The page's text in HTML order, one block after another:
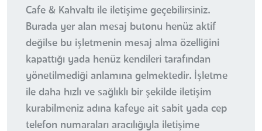
Cafe & Kahvaltı ile iletişime geçebilirsiniz.
Burada yer alan mesaj butonu henüz aktif
değilse bu işletmenin mesaj alma özelliğini
kapattığı yada henüz kendileri tarafından
yönetilmediği anlamına gelmektedir. İşletme
ile daha hızlı ve sağlıklı bir şekilde iletişim
kurabilmeniz adına kafeye ait sabit yada cep
telefon numaraları aracılığıyla iletişime